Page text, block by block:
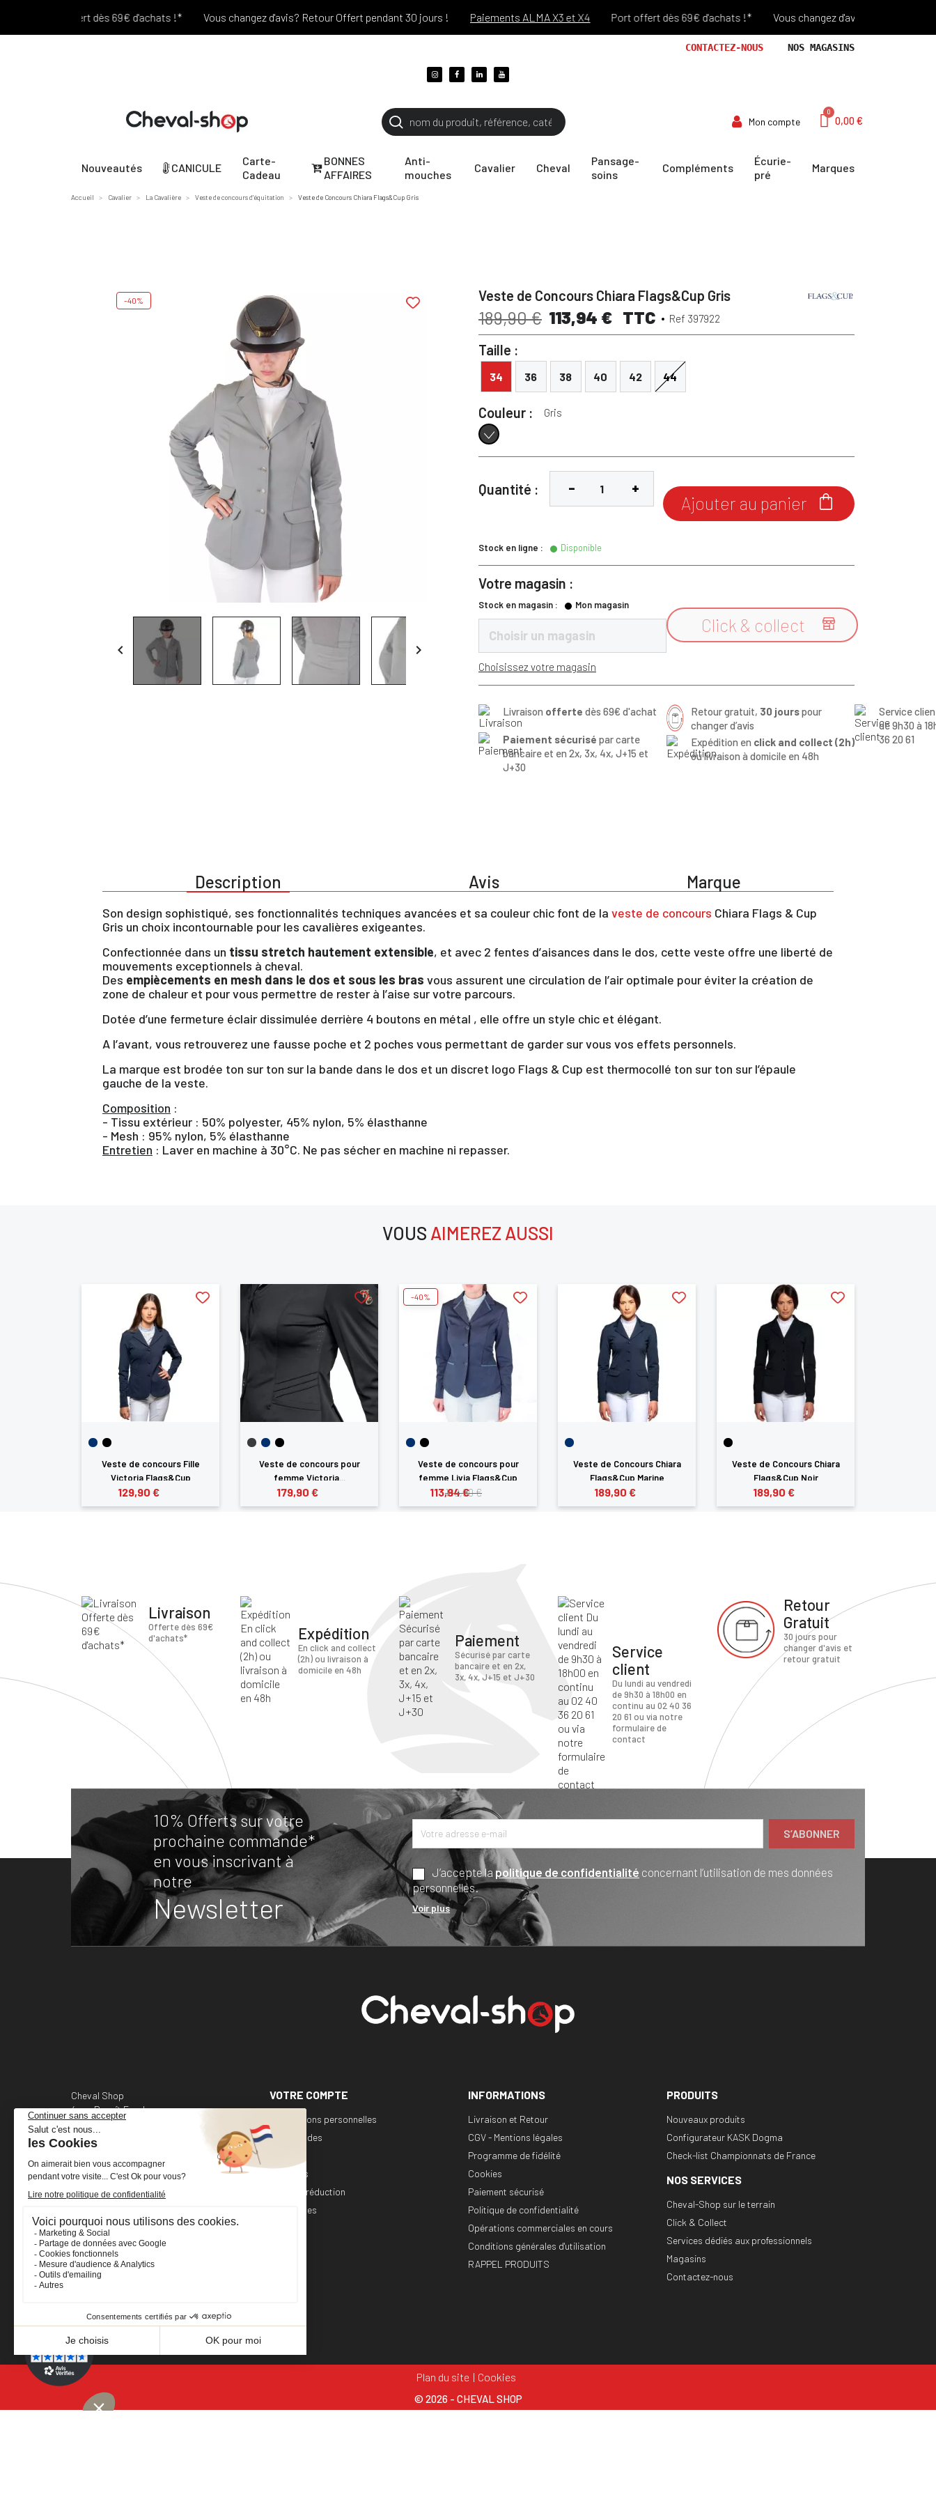
Port offert dès 69€ d'achats !* Vous changez d'avis? Retour Offert pendant 30 jours ! Paiements ALMA X3 et X4 Port offert dès 69€ d'achats !* Vous changez d'avis? Retour Offert
CONTACTEZ-NOUS NOS MAGASINS
Mon compte 0,00 €
Nouveautés CANICULE
Carte-
Cadeau
BONNES
AFFAIRES
Anti-
mouches
Cavalier Cheval
Pansage-
soins
Compléments
Écurie-
pré
Marques
Accueil Cavalier La Cavalière Veste de concours d'équitation Veste de Concours Chiara Flags&Cup Gris
-40%
 
Veste de Concours Chiara Flags&Cup Gris
189,90 € 113,94 € TTC Ref 397922
Taille :
34 36 38 40 42 44
Couleur : Gris
Gris
Quantité :
Stock en ligne : Disponible

Ajouter au panier
Votre magasin :
Stock en magasin : Mon magasin
Choisir un magasin
Choisissez votre magasin

Click & collect
Livraison offerte dès 69€ d'achat
Paiement sécurisé par carte
bancaire et en 2x, 3x, 4x, J+15 et
J+30
Retour gratuit, 30 jourspour
changer d’avis
Expédition en click and collect (2h)
ou livraison à domicile en 48h
Service
de 9h30 à
36 20 61
Description Avis Marque
Son design sophistiqué, ses fonctionnalités techniques avancées et sa couleur chic font de la veste de concours Chiara Flags & Cup
Gris un choix incontournable pour les cavalières exigeantes.
Confectionnée dans un tissu stretch hautement extensible, et avec 2 fentes d’aisances dans le dos, cette veste offre une liberté de
mouvements exceptionnels à cheval.
Des empiècements en mesh dans le dos et sous les bras vous assurent une circulation de l’air optimale pour éviter la création de
zone de chaleur et pour vous permettre de rester à l’aise sur votre parcours.
Dotée d’une fermeture éclair dissimulée derrière 4 boutons en métal , elle offre un style chic et élégant.
A l’avant, vous retrouverez une fausse poche et 2 poches vous permettant de garder sur vous vos effets personnels.
La marque est brodée ton sur ton sur la bande dans le dos et un discret logo Flags & Cup est thermocollé ton sur ton sur l’épaule
gauche de la veste.
Composition :
- Tissu extérieur : 50% polyester, 45% nylon, 5% élasthanne
- Mesh : 95% nylon, 5% élasthanne
Entretien : Laver en machine à 30°C. Ne pas sécher en machine ni repasser.
VOUS AIMEREZ AUSSI
Veste de concours Fille
Victoria Flags&Cup
129,90 €
Veste de concours pour
femme Victoria...
179,90 €
Veste de concours pour
femme Livia Flags&Cup
189,90 €
113,94 €
-40%
Veste de Concours Chiara
Flags&Cup Marine
189,90 €
Veste de Concours Chiara
Flags&Cup Noir
189,90 €
Livraison
Offerte dès 69€
d'achats*
Expédition
En click and collect
(2h) ou livraison à
domicile en 48h
Paiement
Sécurisé par carte
bancaire et en 2x,
3x, 4x, J+15 et J+30
Service
client
Du lundi au vendredi
de 9h30 à 18h00 en
continu au 02 40 36
20 61 ou via notre
formulaire de
contact
Retour
Gratuit
30 jours pour
changer d'avis et
retour gratuit
10% Offerts sur votre
prochaine commande*
en vous inscrivant à
notre
Newsletter
J’accepte la politique de confidentialité concernant l’utilisation de mes données
personnelles.
Voir plus
Cheval Shop
4 rue Benoît Frachon
44800 Saint-Herblain
France
+33 (0)2 40 36 20 61
boutique@cheval-shop.com
VOTRE COMPTE
Informations personnelles
Commandes
Adresses
Bons de réduction
Mes alertes
INFORMATIONS
Livraison et Retour
CGV - Mentions légales
Programme de fidélité
Cookies
Paiement sécurisé
Politique de confidentialité
Opérations commerciales en cours
Conditions générales d'utilisation
RAPPEL PRODUITS
PRODUITS
Nouveaux produits
Configurateur KASK Dogma
Check-list Championnats de France
NOS SERVICES
Cheval-Shop sur le terrain
Click & Collect
Services dédiés aux professionnels
Magasins
Contactez-nous
Plan du site Cookies
© 2026 - CHEVAL SHOP